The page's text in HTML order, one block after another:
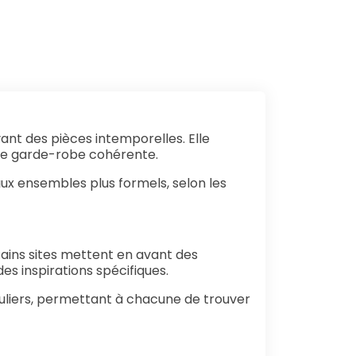
des pièces intemporelles. Elle
garde-robe cohérente.
ensembles plus formels, selon les
sites mettent en avant des
inspirations spécifiques.
permettant à chacune de trouver